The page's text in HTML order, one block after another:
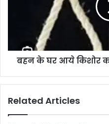
बहन के घर आये किशोर
Related Articles